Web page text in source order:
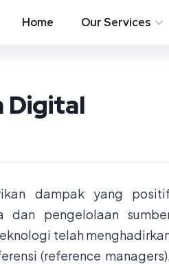
Home Our Services
Digital
dampak yang
dan pengelolaan
telah
(reference